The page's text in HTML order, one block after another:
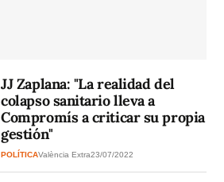
JJ Zaplana: "La realidad del
colapso sanitario lleva a
Compromís a criticar su propia
gestión"
POLÍTICAValència Extra23/07/2022